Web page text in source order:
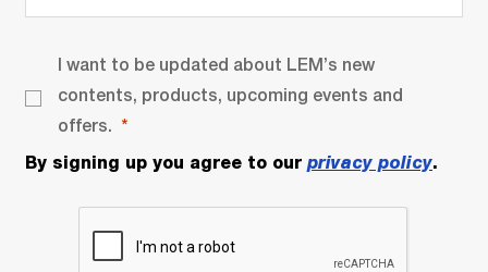
I want to be updated about LEM’s new
contents, products, upcoming events and
offers.
By signing up you agree to our privacy policy.